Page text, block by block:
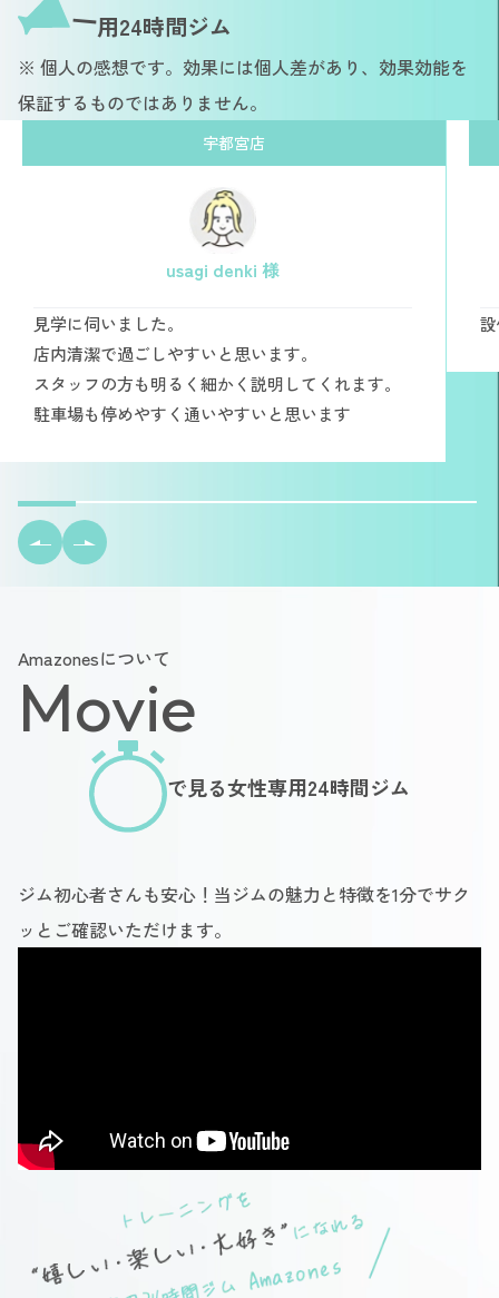
用24時間ジム
※ 個人の感想です。効果には個人差があり、効果効能を
保証するものではありません。
宇都宮店
usagi denki 様
見学に伺いました。
店内清潔で過ごしやすいと思います。
スタッフの方も明るく細かく説明してくれます。
駐車場も停めやすく通いやすいと思います
Amazonesについて
Movie
で見る女性専用24時間ジム
ジム初心者さんも安心！当ジムの魅力と特徴を1分でサク
ッとご確認いただけます。